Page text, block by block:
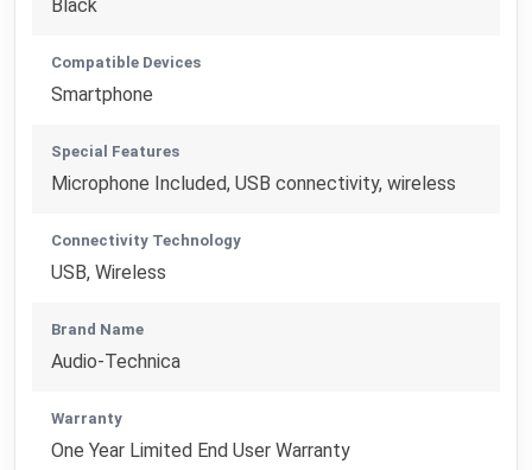
Black
Compatible Devices
Smartphone
Special Features
Microphone Included, USB connectivity, wireless
Connectivity Technology
USB, Wireless
Brand Name
Audio-Technica
Warranty
One Year Limited End User Warranty